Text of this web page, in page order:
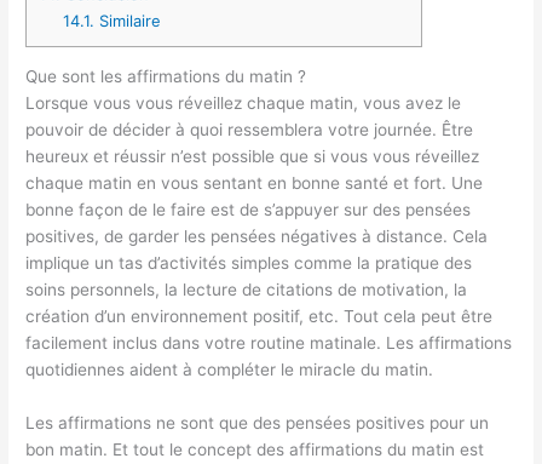
14.1. Similaire
Que sont les affirmations du matin ?
Lorsque vous vous réveillez chaque matin, vous avez le
pouvoir de décider à quoi ressemblera votre journée. Être
heureux et réussir n’est possible que si vous vous réveillez
chaque matin en vous sentant en bonne santé et fort. Une
bonne façon de le faire est de s’appuyer sur des pensées
positives, de garder les pensées négatives à distance. Cela
implique un tas d’activités simples comme la pratique des
soins personnels, la lecture de citations de motivation, la
création d’un environnement positif, etc. Tout cela peut être
facilement inclus dans votre routine matinale. Les affirmations
quotidiennes aident à compléter le miracle du matin.
Les affirmations ne sont que des pensées positives pour un
bon matin. Et tout le concept des affirmations du matin est